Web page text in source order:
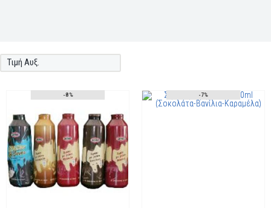
Τιμή Αυξ.
-8% -7%